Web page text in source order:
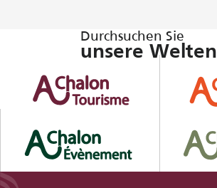
Durchsuchen Sie
unsere Welten